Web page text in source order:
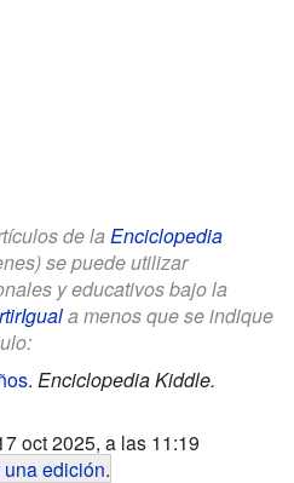
de la Enciclopedia
se puede utilizar
y educativos bajo la
a menos que se indique
. Enciclopedia Kiddle.
oct 2025, a las 11:19
edición.